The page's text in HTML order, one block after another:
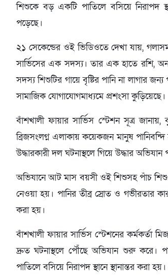
শিশুকে বড় একটি পাতিলে বসিয়ে নিরাপদ
পড়েছে।
২১ সেকেন্ডের ওই ভিডিওতে দেখা যায়,
সার্ভিসের এক সদস্য। তার এক হাতে রশি,
সদস্য শিশুটির গায়ে বৃষ্টির পানি না লাগার
সামাজিক যোগাযোগমাধ্যমে প্রশংসা কুড়িয়েছে।
বাঁশখালী ফায়ার সার্ভিস স্টেশন সূত্র
ব্রিজসংলগ্ন এলাকায় কয়েকজন মানুষ
উদ্ধারকারী দল ঘটনাস্থলে গিয়ে উদ্ধার অভিযান
অভিযানে আট মাস বয়সী ওই শিশুসহ পাঁচ শিশু
নেওয়া হয়। পানির তীব্র স্রোত ও গভীরতার
করা হয়।
বাঁশখালী ফায়ার সার্ভিস স্টেশনের কর্মকর্তা
দ্রুত ঘটনাস্থলে পৌঁছে অভিযান শুরু করে।
পাতিলে বসিয়ে নিরাপদ স্থানে স্থানান্তর করা